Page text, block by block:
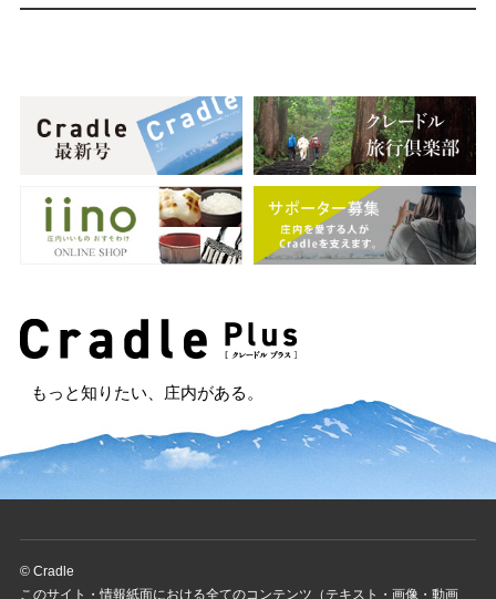
もっと知りたい、庄内がある。
© Cradle
このサイト・情報紙面における全てのコンテンツ（テキスト・画像・動画